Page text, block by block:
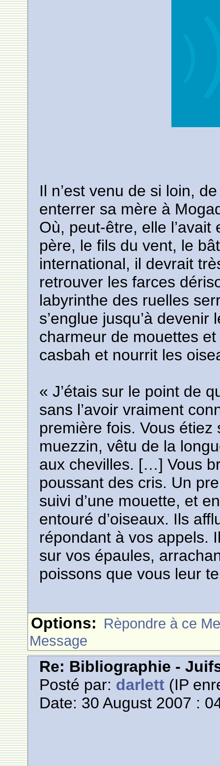
Il n’est venu de si loin,
enterrer sa mère à
Où, peut-être, elle l’avait
père, le fils du vent, le
international, il devrait
retrouver les farces
labyrinthe des ruelles
s’englue jusqu’à
charmeur de mouettes
casbah et nourrit les
« J’étais sur le point de
sans l’avoir vraiment
première fois. Vous
muezzin, vêtu de la
aux chevilles. […] Vous
poussant des cris. Un
suivi d’une mouette, et
entouré d’oiseaux. Ils
répondant à vos appels.
sur vos épaules,
poissons que vous leur
Options: Rèpondre à ce
Message
Re: Bibliographie -
Posté par: darlett (IP
Date: 30 August 2007 :